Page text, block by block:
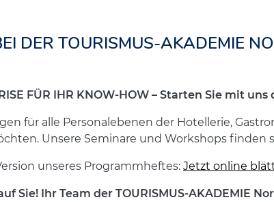
DER TOURISMUS-AKADEMIE
FÜR IHR KNOW-HOW – Starten Sie mit uns
für alle Personalebenen der Hotellerie,
Unsere Seminare und Workshops finden
unseres Programmheftes: Jetzt online
Sie! Ihr Team der TOURISMUS-AKADEMIE